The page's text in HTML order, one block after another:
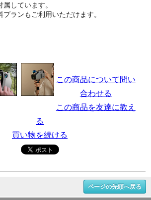
しています。
ランもご利用いただけます。
この商品について問い
合わせる
この商品を友達に教え
る
買い物を続ける
ページの先頭へ戻る